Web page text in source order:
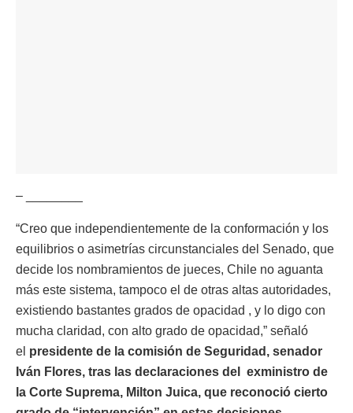
– ________
“Creo que independientemente de la conformación y los
equilibrios o asimetrías circunstanciales del Senado, que
decide los nombramientos de jueces, Chile no aguanta
más este sistema, tampoco el de otras altas autoridades,
existiendo bastantes grados de opacidad , y lo digo con
mucha claridad, con alto grado de opacidad,” señaló
el presidente de la comisión de Seguridad, senador
Iván Flores, tras las declaraciones del exministro de
la Corte Suprema, Milton Juica, que reconoció cierto